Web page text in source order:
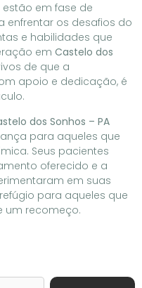
estão em fase de
enfrentar os desafios do
e habilidades que
em Castelo dos
de que a
apoio e dedicação, é
dos Sonhos – PA
para aqueles que
Seus pacientes
oferecido e a
em suas
para aqueles que
um recomeço.